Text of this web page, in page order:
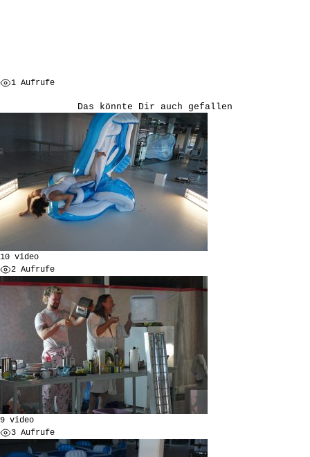
1 Aufrufe
Das könnte Dir auch gefallen
10 video
2 Aufrufe
9 video
3 Aufrufe